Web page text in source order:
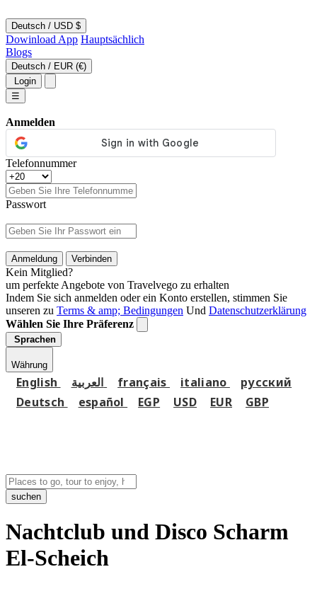
Deutsch / USD $
Dowinload App Hauptsächlich
Blogs
Deutsch / EUR (€)
Login
☰
Anmelden
Telefonnummer
Passwort
Anmeldung Verbinden
Kein Mitglied?
um perfekte Angebote von Travelvego zu erhalten
Indem Sie sich anmelden oder ein Konto erstellen, stimmen Sie
unseren zu Terms & amp; Bedingungen Und Datenschutzerklärung
Wählen Sie Ihre Präferenz
Sprachen
Währung
English français italiano
русский
Deutsch
español EGP USD EUR GBP
suchen
Nachtclub und Disco Scharm
El-Scheich